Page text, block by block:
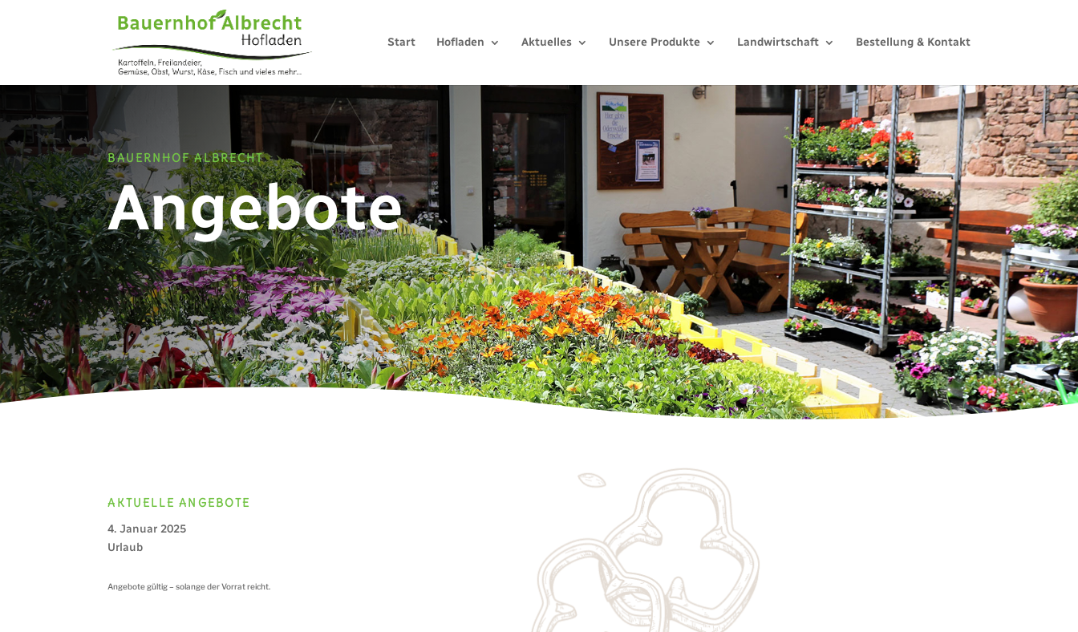
Start Hofladen Aktuelles Unsere Produkte Landwirtschaft Bestellung & Kontakt
BAUERNHOF ALBRECHT
Angebote
AKTUELLE ANGEBOTE
4. Januar 2025
Urlaub
Angebote gültig – solange der Vorrat reicht.